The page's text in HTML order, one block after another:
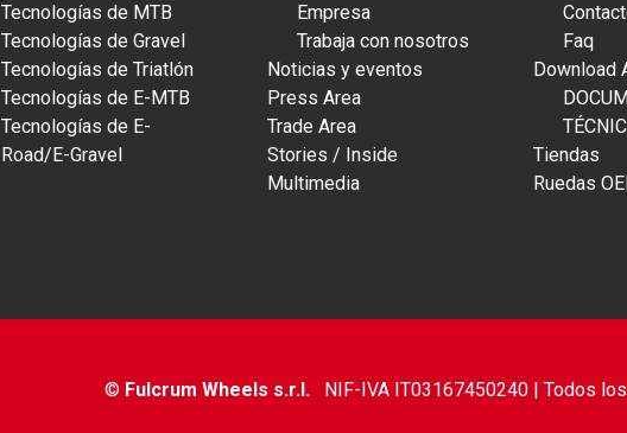
Tecnologías de MTB
Tecnologías de Gravel
Tecnologías de Triatlón
Tecnologías de E-MTB
Tecnologías de E-
Road/E-Gravel
Empresa
Trabaja con nosotros
Noticias y eventos
Press Area
Trade Area
Stories / Inside
Multimedia
Faq
Download
Tiendas
Ruedas
© Fulcrum Wheels s.r.l.NIF-IVA IT03167450240 | Todos